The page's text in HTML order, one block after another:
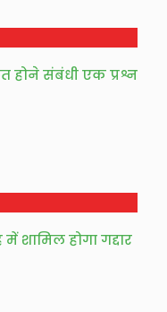
होने संबंधी एक प्रश्न
शामिल होगा गद्दार